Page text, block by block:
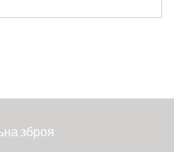
зброя